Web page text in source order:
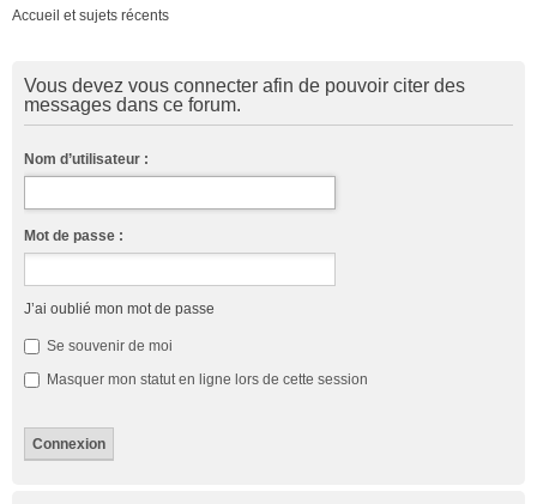
Accueil et sujets récents
Vous devez vous connecter afin de pouvoir citer des
messages dans ce forum.
Nom d’utilisateur :
Mot de passe :
J’ai oublié mon mot de passe
Se souvenir de moi
Masquer mon statut en ligne lors de cette session